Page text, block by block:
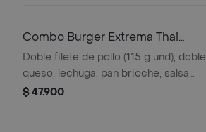
Combo Burger Extrema Thai
Ranch
Doble filete de pollo (115 g und), doble
queso, lechuga, pan brioche, salsa
Thai ranch, francesa mediana (60 g) y
$ 47.900